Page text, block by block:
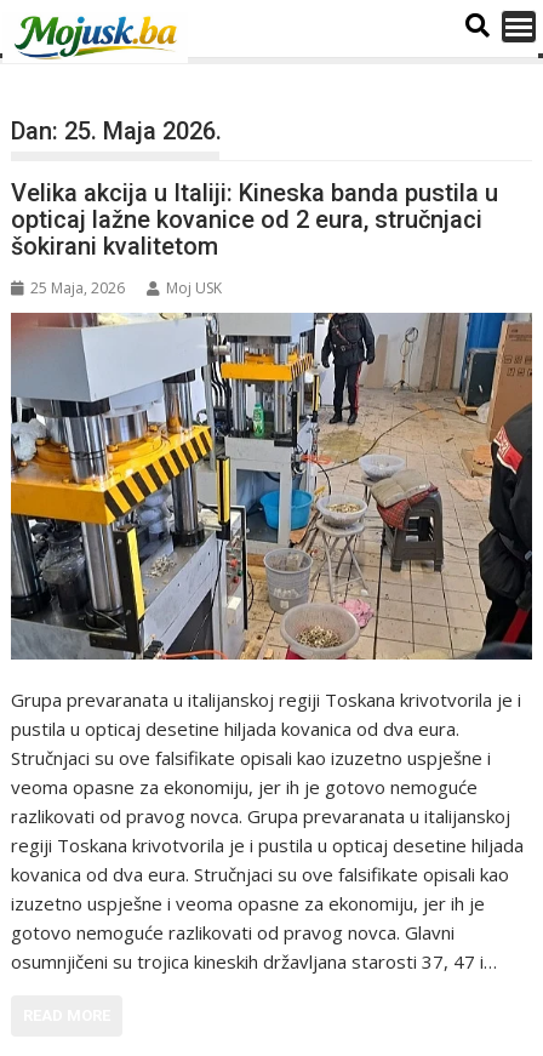
Dan: 25. Maja 2026.
Velika akcija u Italiji: Kineska banda pustila u
opticaj lažne kovanice od 2 eura, stručnjaci
šokirani kvalitetom
25 Maja, 2026 Moj USK
Grupa prevaranata u italijanskoj regiji Toskana krivotvorila je i
pustila u opticaj desetine hiljada kovanica od dva eura.
Stručnjaci su ove falsifikate opisali kao izuzetno uspješne i
veoma opasne za ekonomiju, jer ih je gotovo nemoguće
razlikovati od pravog novca. Grupa prevaranata u italijanskoj
regiji Toskana krivotvorila je i pustila u opticaj desetine hiljada
kovanica od dva eura. Stručnjaci su ove falsifikate opisali kao
izuzetno uspješne i veoma opasne za ekonomiju, jer ih je
gotovo nemoguće razlikovati od pravog novca. Glavni
osumnjičeni su trojica kineskih državljana starosti 37, 47 i…